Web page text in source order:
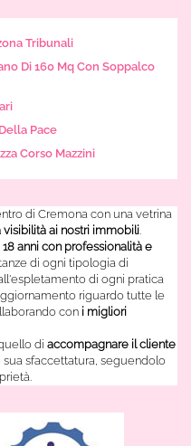
Tribunali
Di 160 Mq Con Soppalco
Pace
Corso Mazzini
di Cremona con una vetrina
visibilità ai nostri immobili.
18 anni con professionalità e
di ogni tipologia di
di ogni pratica
riguardo tutte le
con i migliori
di accompagnare il cliente
sua sfaccettatura, seguendolo